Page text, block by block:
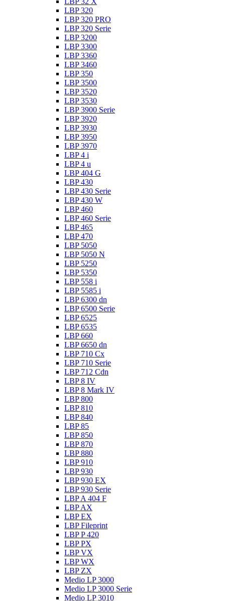
LBP 320
LBP 320 PRO
LBP 320 Serie
LBP 3200
LBP 3300
LBP 3360
LBP 3460
LBP 350
LBP 3500
LBP 3520
LBP 3530
LBP 3900 Serie
LBP 3920
LBP 3930
LBP 3950
LBP 3970
LBP 4 i
LBP 4 u
LBP 404 G
LBP 430
LBP 430 Serie
LBP 430 W
LBP 460
LBP 460 Serie
LBP 465
LBP 470
LBP 5050
LBP 5050 N
LBP 5250
LBP 5350
LBP 558 i
LBP 5585 i
LBP 6300 dn
LBP 6500 Serie
LBP 6525
LBP 6535
LBP 660
LBP 6650 dn
LBP 710 Cx
LBP 710 Serie
LBP 712 Cdn
LBP 8 IV
LBP 8 Mark IV
LBP 800
LBP 810
LBP 840
LBP 85
LBP 850
LBP 870
LBP 880
LBP 910
LBP 930
LBP 930 EX
LBP 930 Serie
LBP A 404 F
LBP AX
LBP EX
LBP Fileprint
LBP P 420
LBP PX
LBP VX
LBP WX
LBP ZX
Medio LP 3000
Medio LP 3000 Serie
Medio LP 3010